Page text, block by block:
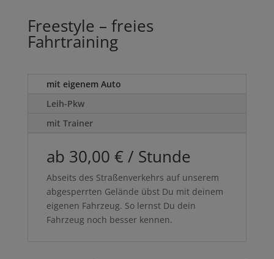
Freestyle – freies
Fahrtraining
mit eigenem Auto
Leih-Pkw
mit Trainer
ab 30,00 € / Stunde
Abseits des Straßenverkehrs auf unserem
abgesperrten Gelände übst Du mit deinem
eigenen Fahrzeug. So lernst Du dein
Fahrzeug noch besser kennen.